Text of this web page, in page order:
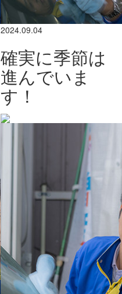
2024.09.04
確実に季節は
進んでいま
す！